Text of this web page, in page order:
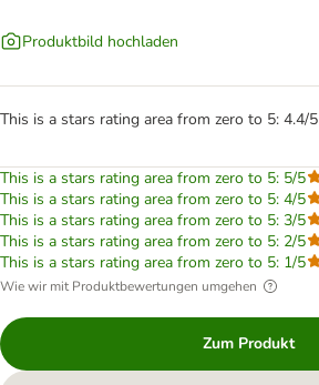
Produktbild hochladen
This is a stars rating area from zero to 5: 4.4/5
This is a stars rating area from zero to 5: 5/5
This is a stars rating area from zero to 5: 4/5
This is a stars rating area from zero to 5: 3/5
This is a stars rating area from zero to 5: 2/5
This is a stars rating area from zero to 5: 1/5
Wie wir mit Produktbewertungen umgehen
Zum Produkt